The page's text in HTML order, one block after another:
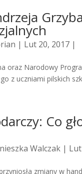
| Lut 20, 2017 |
oraz Narodowy
z uczniami pilskich
Co
Walczak |
zmiany w